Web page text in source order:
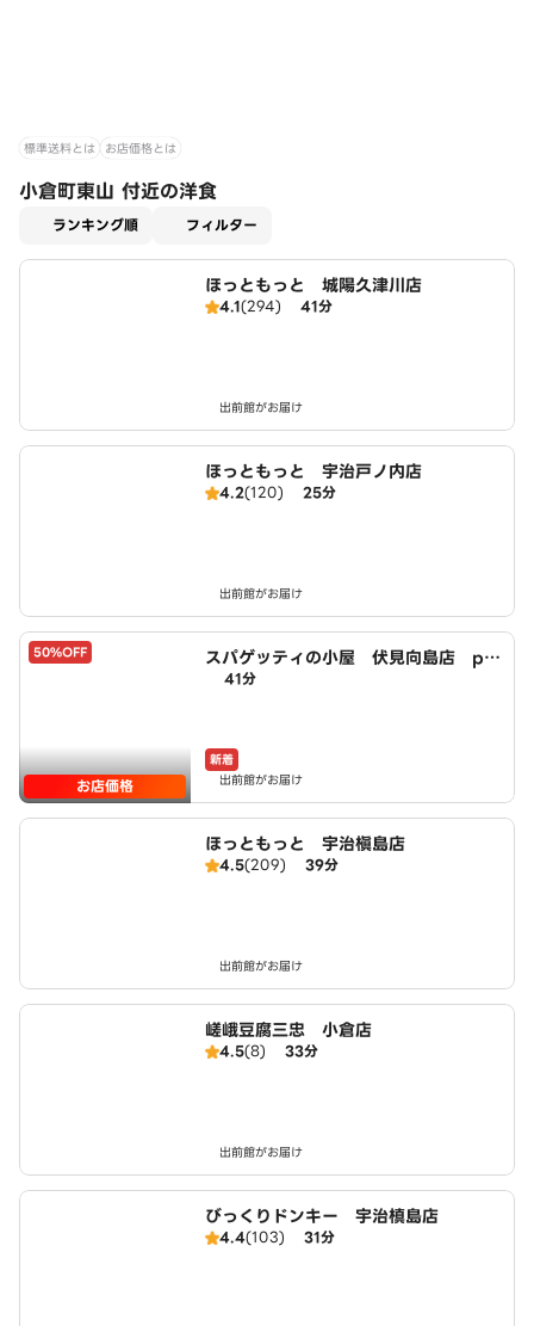
標準送料とは お店価格とは
小倉町東山 付近の洋食
ランキング順 フィルター
ほっともっと 城陽久津川店
4.1(294) 41分
出前館がお届け
ほっともっと 宇治戸ノ内店
4.2(120) 25分
出前館がお届け
50%OFF
お店価格
スパゲッティの小屋 伏見向島店 po
wered by LAWSON
41分
新着
出前館がお届け
ほっともっと 宇治槇島店
4.5(209) 39分
出前館がお届け
嵯峨豆腐三忠 小倉店
4.5(8) 33分
出前館がお届け
びっくりドンキー 宇治槙島店
4.4(103) 31分